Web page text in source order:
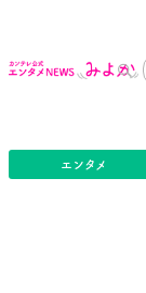
エンタメ